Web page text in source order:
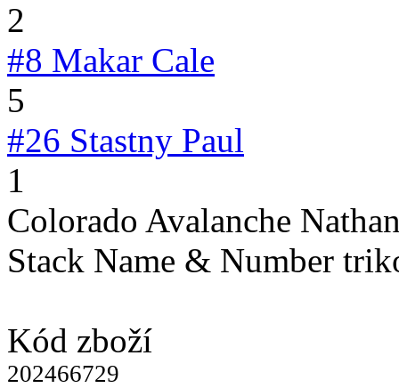
2
#8 Makar Cale
5
#26 Stastny Paul
1
Colorado Avalanche
Stack Name & Number
Kód zboží
202466729